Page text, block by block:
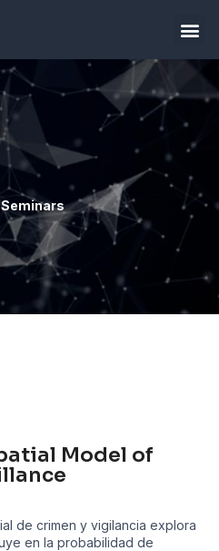
Seminars
Model of
de crimen y vigilancia explora
en la probabilidad de